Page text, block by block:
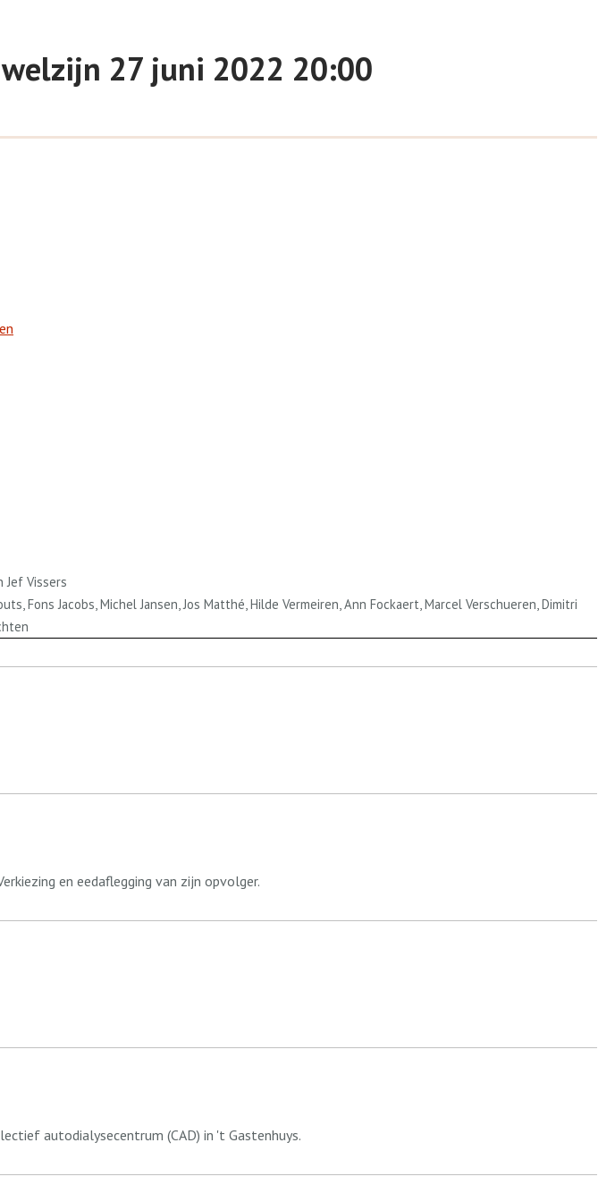
27 juni 2022 20:00
Jef Vissers
Fons Jacobs, Michel Jansen, Jos Matthé, Hilde Vermeiren, Ann Fockaert, Marcel Verschueren, Dimitri
en eedaflegging van zijn opvolger.
autodialysecentrum (CAD) in 't Gastenhuys.